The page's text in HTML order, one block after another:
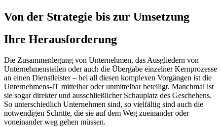
Von der Strategie bis zur Umsetzung
Ihre Herausforderung
Die Zusammenlegung von Unternehmen, das Ausgliedern von
Unternehmensteilen oder auch die Übergabe einzelner Kernprozesse
an einen Dienstleister – bei all diesen komplexen Vorgängen ist die
Unternehmens-IT mittelbar oder unmittelbar beteiligt. Manchmal ist
sie sogar direkter und ausschließlicher Schauplatz des Geschehens.
So unterschiedlich Unternehmen sind, so vielfältig sind auch die
notwendigen Schritte, die sie auf dem Weg zueinander oder
voneinander weg gehen müssen.